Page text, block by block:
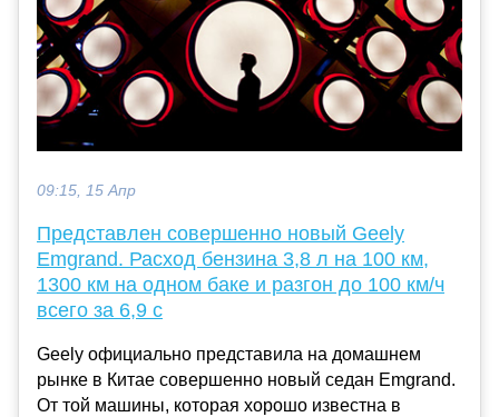
09:15, 15 Апр
Представлен совершенно новый Geely
Emgrand. Расход бензина 3,8 л на 100 км,
1300 км на одном баке и разгон до 100 км/ч
всего за 6,9 с
Geely официально представила на домашнем
рынке в Китае совершенно новый седан Emgrand.
От той машины, которая хорошо известна в